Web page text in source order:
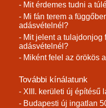
- Mit érdemes tudni a
- Mi fán terem a
adásvételnél?
- Mit jelent a tulajdonjog
adásvételnél?
- Miként felel az örökös
További kínálatunk
- XIII. kerületi új építésű
- Budapesti új ingatlan